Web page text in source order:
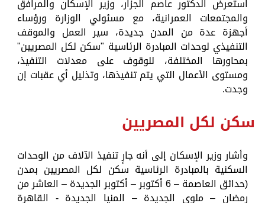
استعرض الدكتور عاصم الجزار، وزير الإسكان والمرافق
والمجتمعات العمرانية، مع مسئولي الوزارة ورؤساء
أجهزة عدة من المدن جديدة، سير العمل والموقف
التنفيذي لوحدات المبادرة الرئاسية "سكن لكل المصريين"
بمحاورها المختلفة، للوقوف على معدلات التنفيذ،
ومستوى الأعمال التي يتم تنفيذها، وتذليل أي عقبات إن
وجدت.
سكن لكل المصريين
وأشار وزير الإسكان إلى أنه جارٍ تنفيذ الآلاف من الوحدات
السكنية بالمبادرة الرئاسية سكن لكل المصريين بمدن
(حدائق العاصمة – 6 أكتوبر – أكتوبر الجديدة – العاشر من
رمضان – ملوي الجديدة – المنيا الجديدة - القاهرة